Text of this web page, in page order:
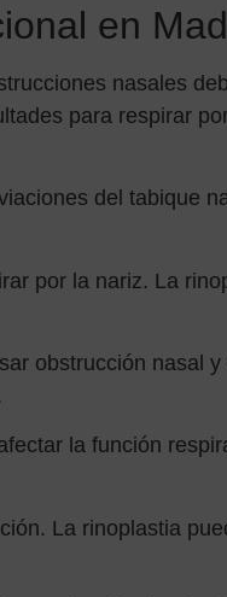
en
nasales
para respirar
del tabique
por la nariz. La
obstrucción nasal
la función
La rinoplastia